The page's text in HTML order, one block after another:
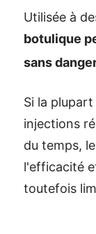
Utilisée à
botulique
sans
Si la
injections
du temps,
l'efficacité
toutefois